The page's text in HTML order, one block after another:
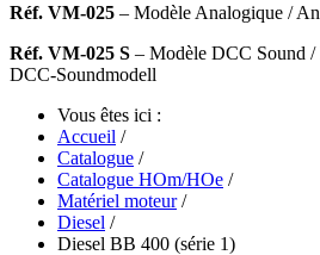
Réf. VM-025 – Modèle Analogique /
Réf. VM-025 S – Modèle DCC Sound /
DCC-Soundmodell
Vous êtes ici :
Accueil /
Catalogue /
Catalogue HOm/HOe /
Matériel moteur/
Diesel /
Diesel BB 400 (série 1)